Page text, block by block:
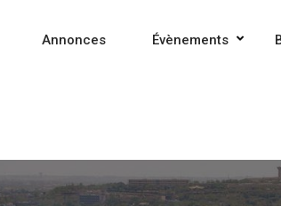
Annonces Évènements